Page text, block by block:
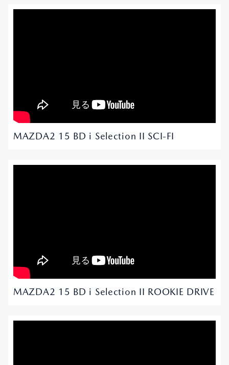
マツダを知る
リコール情報
お問合せ/FAQ
ニュースルーム
MAZDA2 15 BD i Selection II SCI-FI
MAZDA2 15 BD i Selection II ROOKIE DRIVE